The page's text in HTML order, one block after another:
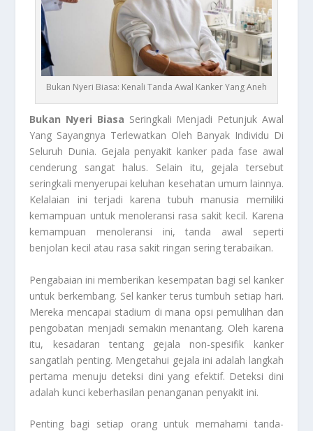
Bukan Nyeri Biasa: Kenali Tanda Awal Kanker Yang Aneh
Bukan Nyeri Biasa Seringkali Menjadi Petunjuk Awal
Yang Sayangnya Terlewatkan Oleh Banyak Individu Di
Seluruh Dunia. Gejala penyakit kanker pada fase awal
cenderung sangat halus. Selain itu, gejala tersebut
seringkali menyerupai keluhan kesehatan umum lainnya.
Kelalaian ini terjadi karena tubuh manusia memiliki
kemampuan untuk menoleransi rasa sakit kecil. Karena
kemampuan menoleransi ini, tanda awal seperti
benjolan kecil atau rasa sakit ringan sering terabaikan.
Pengabaian ini memberikan kesempatan bagi sel kanker
untuk berkembang. Sel kanker terus tumbuh setiap hari.
Mereka mencapai stadium di mana opsi pemulihan dan
pengobatan menjadi semakin menantang. Oleh karena
itu, kesadaran tentang gejala non-spesifik kanker
sangatlah penting. Mengetahui gejala ini adalah langkah
pertama menuju deteksi dini yang efektif. Deteksi dini
adalah kunci keberhasilan penanganan penyakit ini.
Penting bagi setiap orang untuk memahami tanda-